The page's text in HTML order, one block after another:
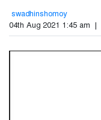
swadhinshomoy
04th Aug 2021 1:45 am |